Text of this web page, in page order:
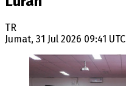
TR
Jumat, 31 Jul 2026 09:41 UTC